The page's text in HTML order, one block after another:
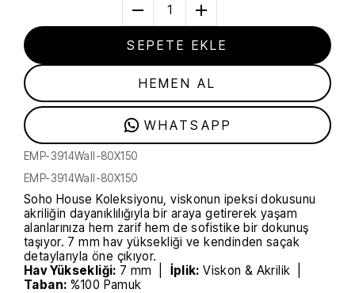
1
SEPETE EKLE
HEMEN AL
WHATSAPP
EMP-3914Wall-80X150
EMP-3914Wall-80X150
Soho House Koleksiyonu, viskonun ipeksi dokusunu
akriliğin dayanıklılığıyla bir araya getirerek yaşam
alanlarınıza hem zarif hem de sofistike bir dokunuş
taşıyor. 7 mm hav yüksekliği ve kendinden saçak
detaylarıyla öne çıkıyor.
Hav Yüksekliği: 7 mm | İplik: Viskon & Akrilik |
Taban: %100 Pamuk